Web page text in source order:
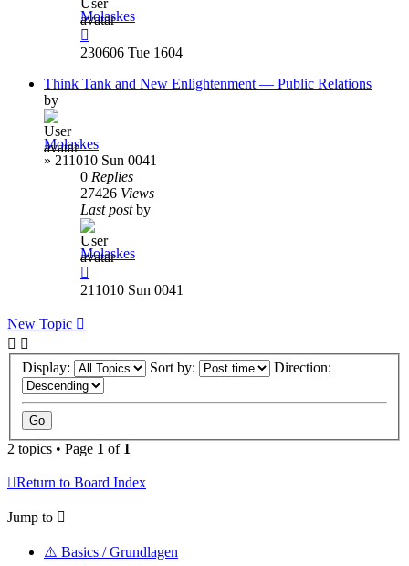
Molaskes
230606 Tue 1604
Think Tank and New Enlightenment — Public Relations
by
Molaskes
» 211010 Sun 0041
0 Replies
27426 Views
Last postby
Molaskes
211010 Sun 0041
New Topic
Display: Sort by: Direction:
2 topics • Page 1 of 1
Return to Board Index
Jump to
⚠️ Basics / Grundlagen